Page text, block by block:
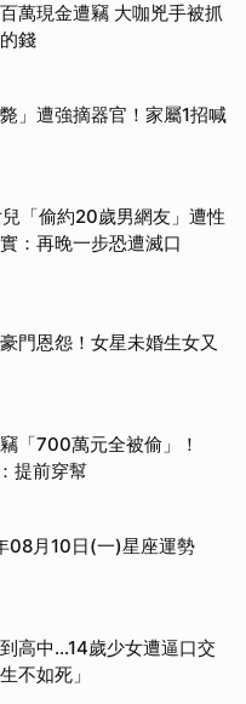
萬現金遭竊 大咖兇手被抓
錢
」遭強摘器官！家屬1招喊
「偷約20歲男網友」遭性
：再晚一步恐遭滅口
門恩怨！女星未婚生女又
「700萬元全被偷」！
提前穿幫
08月10日(一)星座運勢
高中…14歲少女遭逼口交
不如死」